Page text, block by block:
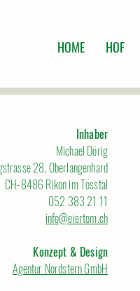
HOME HOF
Inhaber
Michael Dörig
28, Oberlangenhard
CH-8486 Rikon im Tösstal
052 383 21 11
info@eiertom.ch
Konzept & Design
Agentur Nordstern GmbH